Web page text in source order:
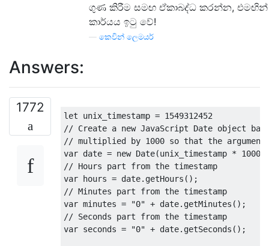
ගුණ කිරීම සමඟ ඒකාබද්ධ කරන්න, එමඟින්
කාර්යය ඉටු වේ!
කෙවින් ලෙමයර්
Answers:
1772
let unix_timestamp = 1549312452
// Create a new JavaScript Date object
// multiplied by 1000 so that the
var date = new Date(unix_timestamp * 1000
// Hours part from the timestamp
var hours = date. getHours ();
// Minutes part from the timestamp
var minutes = "0" + date. getMinutes ();
// Seconds part from the timestamp
var seconds = "0" + date. getSeconds ();